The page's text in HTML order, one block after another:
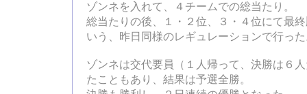
ゾンネを入れて、４チームでの総当たり。
総当たりの後、１・２位、３・４位にて最
いう、昨日同様のレギュレーションで行っ
ゾンネは交代要員（１人帰って、決勝は６
たこともあり、結果は予選全勝。